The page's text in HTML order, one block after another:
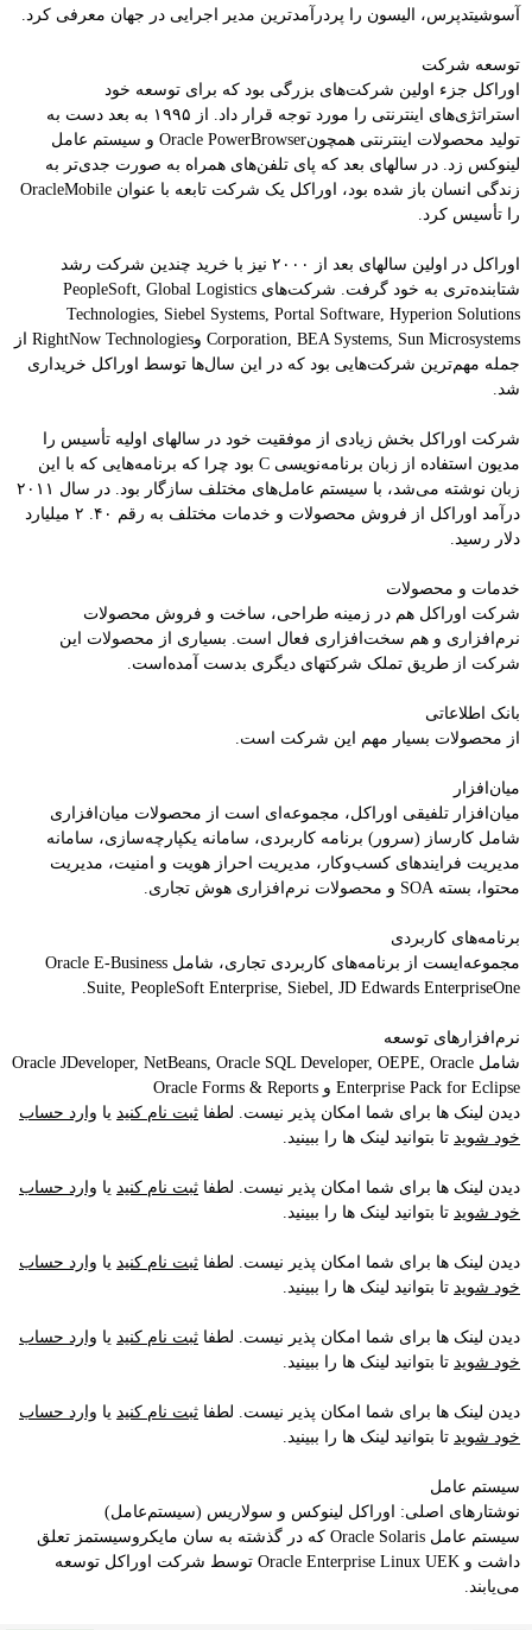
آسوشیتدپرس، الیسون را پردرآمدترین مدیر اجرایی در جهان معرفی کرد.
توسعه شرکت
اوراکل جزء اولین شرکت‌های بزرگی بود که برای توسعه خود
استراتژی‌های اینترنتی را مورد توجه قرار داد. از ۱۹۹۵ به بعد دست به
تولید محصولات اینترنتی همچونOracle PowerBrowser و سیستم عامل
لینوکس زد. در سالهای بعد که پای تلفن‌های همراه به صورت جدی‌تر به
زندگی انسان باز شده بود، اوراکل یک شرکت تابعه با عنوان OracleMobile
را تأسیس کرد.
اوراکل در اولین سالهای بعد از ۲۰۰۰ نیز با خرید چندین شرکت رشد
شتابنده‌تری به خود گرفت. شرکت‌های PeopleSoft, Global Logistics
Technologies, Siebel Systems, Portal Software, Hyperion Solutions
Corporation, BEA Systems, Sun Microsystems وRightNow Technologies از
جمله مهم‌ترین شرکت‌هایی بود که در این سال‌ها توسط اوراکل خریداری
شد.
شرکت اوراکل بخش زیادی از موفقیت خود در سالهای اولیه تأسیس را
مدیون استفاده از زبان برنامه‌نویسی C بود چرا که برنامه‌هایی که با این
زبان نوشته می‌شد، با سیستم عامل‌های مختلف سازگار بود. در سال ۲۰۱۱
درآمد اوراکل از فروش محصولات و خدمات مختلف به رقم ۴۰. ۲ میلیارد
دلار رسید.
خدمات و محصولات
شرکت اوراکل هم در زمینه طراحی، ساخت و فروش محصولات
نرم‌افزاری و هم سخت‌افزاری فعال است. بسیاری از محصولات این
شرکت از طریق تملک شرکتهای دیگری بدست آمده‌است.
بانک اطلاعاتی
از محصولات بسیار مهم این شرکت است.
میان‌افزار
میان‌افزار تلفیقی اوراکل، مجموعه‌ای است از محصولات میان‌افزاری
شامل کارساز (سرور) برنامه کاربردی، سامانه یکپارچه‌سازی، سامانه
مدیریت فرایندهای کسب‌وکار، مدیریت احراز هویت و امنیت، مدیریت
محتوا، بسته SOA و محصولات نرم‌افزاری هوش تجاری.
برنامه‌های کاربردی
مجموعه‌ایست از برنامه‌های کاربردی تجاری، شامل Oracle E-Business
Suite, PeopleSoft Enterprise, Siebel, JD Edwards EnterpriseOne.
نرم‌افزارهای توسعه
شامل Oracle JDeveloper, NetBeans, Oracle SQL Developer, OEPE, Oracle
Enterprise Pack for Eclipse و Oracle Forms & Reports
دیدن لینک ها برای شما امکان پذیر نیست. لطفا ثبت نام کنید یا وارد حساب
خود شوید تا بتوانید لینک ها را ببینید.
دیدن لینک ها برای شما امکان پذیر نیست. لطفا ثبت نام کنید یا وارد حساب
خود شوید تا بتوانید لینک ها را ببینید.
دیدن لینک ها برای شما امکان پذیر نیست. لطفا ثبت نام کنید یا وارد حساب
خود شوید تا بتوانید لینک ها را ببینید.
دیدن لینک ها برای شما امکان پذیر نیست. لطفا ثبت نام کنید یا وارد حساب
خود شوید تا بتوانید لینک ها را ببینید.
دیدن لینک ها برای شما امکان پذیر نیست. لطفا ثبت نام کنید یا وارد حساب
خود شوید تا بتوانید لینک ها را ببینید.
سیستم عامل
نوشتار‌های اصلی: اوراکل لینوکس و سولاریس (سیستم‌عامل)
سیستم عامل Oracle Solaris که در گذشته به سان مایکروسیستمز تعلق
داشت و Oracle Enterprise Linux UEK توسط شرکت اوراکل توسعه
می‌یابند.